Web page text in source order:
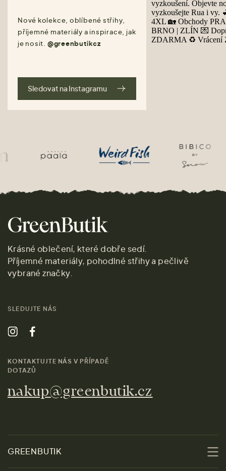
Nové kolekce, oblíbené střihy,
příjemné materiály a inspirace, jak
je nosit. @greenbutikcz
Sledovat na Instagramu
Krásné oblečení, které dobře sedí.
Příjemné materiály, pohodlné střihy a pečlivě
vybrané značky.
SLEDUJTE NÁS
KONTAKTUJTE NÁS V PŘÍPADĚ
DOTAZŮ
nakup@greenbutik.cz
GREENBUTIK